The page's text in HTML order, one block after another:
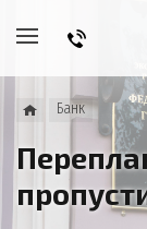
Банк